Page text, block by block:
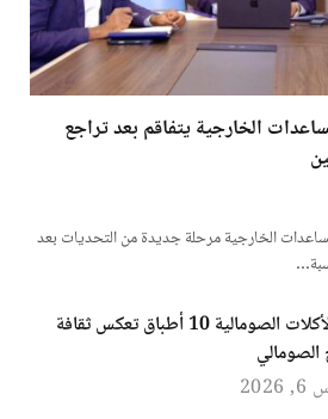
الخارجية يتفاقم بعد تراجع
الخارجية مرحلة جديدة من التحديات بعد
أشهر الأكلات الصومالية 10 أطباق تعكس ثقافة